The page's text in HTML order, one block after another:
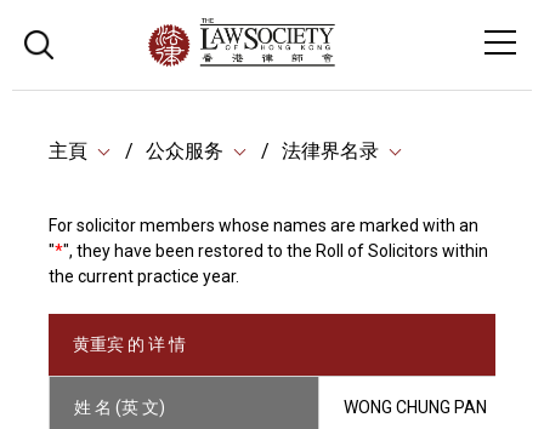
主頁 公众服务 法律界名录
For solicitor members whose names are marked with an
"*", they have been restored to the Roll of Solicitors within
the current practice year.
黄重宾 的 详 情
姓 名 (英 文) WONG CHUNG PAN